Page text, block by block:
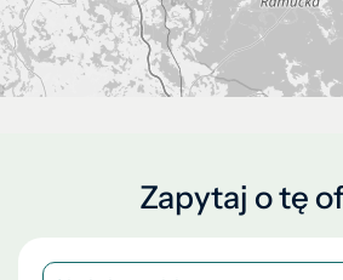
Zapytaj o tę